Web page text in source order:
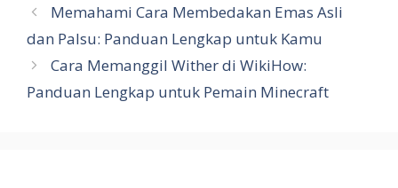
Memahami Cara Membedakan Emas Asli
dan Palsu: Panduan Lengkap untuk Kamu
Cara Memanggil Wither di WikiHow:
Panduan Lengkap untuk Pemain Minecraft